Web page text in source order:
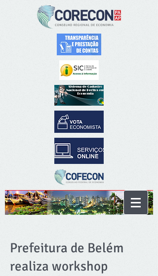
Prefeitura de Belém
realiza workshop